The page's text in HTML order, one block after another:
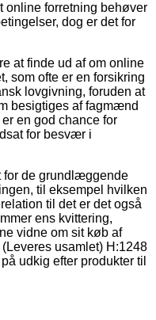
online forretning behøver
dog er det for
at finde ud af om online
som ofte er en forsikring
lovgivning, foruden at
besigtiges af fagmænd
en god chance for
for besvær i
for de grundlæggende
til eksempel hvilken
til det er det også
ens kvittering,
vidne om sit køb af
usamlet) H:1248
udkig efter produkter til